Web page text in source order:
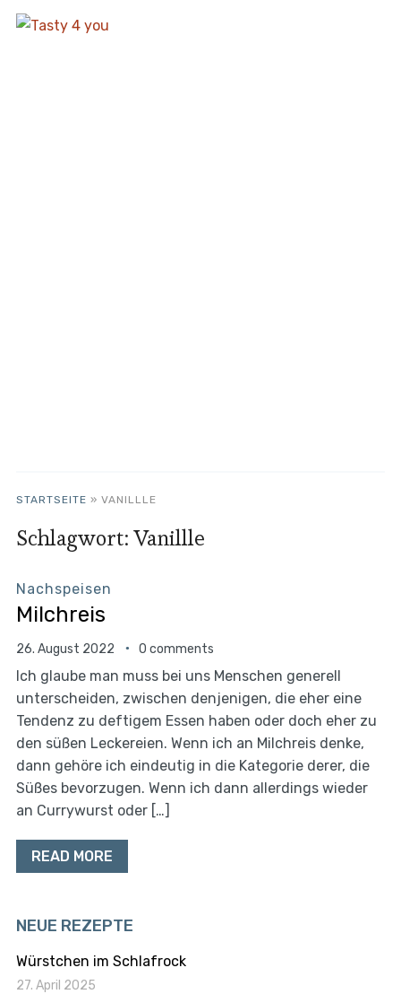
STARTSEITE » VANILLLE
Schlagwort:Vanillle
Nachspeisen
Milchreis
26. August 2022 0 comments
Ich glaube man muss bei uns Menschen generell
unterscheiden, zwischen denjenigen, die eher eine
Tendenz zu deftigem Essen haben oder doch eher zu
den süßen Leckereien. Wenn ich an Milchreis denke,
dann gehöre ich eindeutig in die Kategorie derer, die
Süßes bevorzugen. Wenn ich dann allerdings wieder
an Currywurst oder […]
READ MORE
NEUE REZEPTE
Würstchen im Schlafrock
27. April 2025